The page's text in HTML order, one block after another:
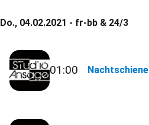
Do., 04.02.2021 - fr-bb & 24/3
01:00 Nachtschiene